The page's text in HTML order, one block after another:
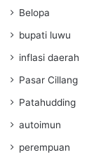
Belopa
bupati luwu
inflasi daerah
Pasar Cillang
Patahudding
autoimun
perempuan